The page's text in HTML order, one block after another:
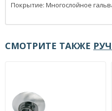
Покрытие: Многослойное
СМОТРИТЕ ТАКЖЕ